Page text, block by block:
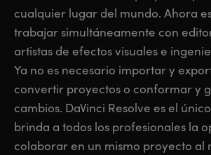
cualquier lugar del mundo. Ahora
trabajar simultáneamente con
artistas de efectos visuales e
Ya no es necesario importar y
convertir proyectos o conformar y
cambios. DaVinci Resolve es el
brinda a todos los profesionales la
colaborar en un mismo proyecto al